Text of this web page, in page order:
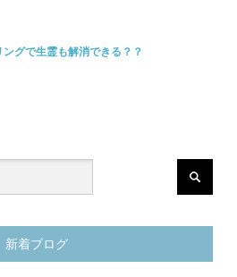
ングで生霊も解消できる？？
新着ブログ